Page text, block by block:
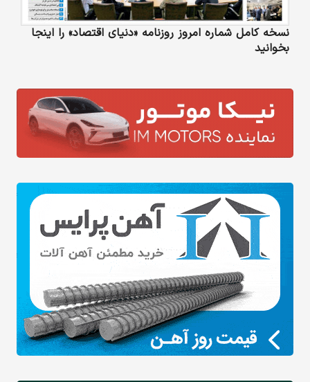
نسخه کامل شماره امروز روزنامه «دنیای‌ اقتصاد» را اینجا
بخوانید